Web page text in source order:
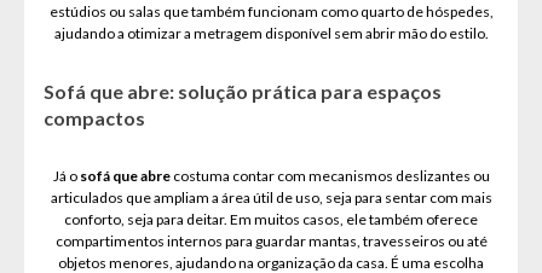
estúdios ou salas que também funcionam como quarto de hóspedes,
ajudando a otimizar a metragem disponível sem abrir mão do estilo.
Sofá que abre: solução prática para espaços
compactos
Já o sofá que abrecostuma contar com mecanismos deslizantes ou
articulados que ampliam a área útil de uso, seja para sentar com mais
conforto, seja para deitar. Em muitos casos, ele também oferece
compartimentos internos para guardar mantas, travesseiros ou até
objetos menores, ajudando na organização da casa. É uma escolha